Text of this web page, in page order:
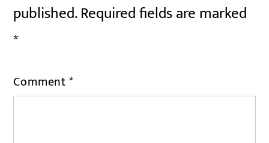
published.Required fields are marked
*
Comment*